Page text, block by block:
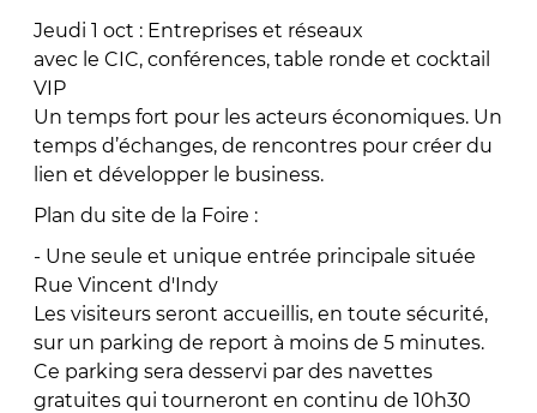
Jeudi 1 oct : Entreprises et réseaux
avec le CIC, conférences, table ronde et cocktail
VIP
Un temps fort pour les acteurs économiques. Un
temps d’échanges, de rencontres pour créer du
lien et développer le business.
Plan du site de la Foire :
- Une seule et unique entrée principale située
Rue Vincent d'Indy
Les visiteurs seront accueillis, en toute sécurité,
sur un parking de report à moins de 5 minutes.
Ce parking sera desservi par des navettes
gratuites qui tourneront en continu de 10h30